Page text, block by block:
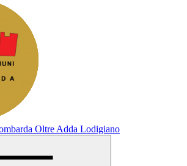
Oltre Adda Lodigiano